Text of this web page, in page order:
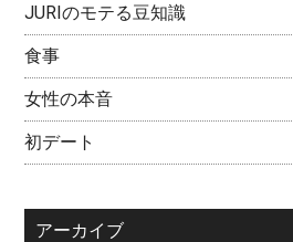
JURIのモテる豆知識
食事
女性の本音
初デート
アーカイブ